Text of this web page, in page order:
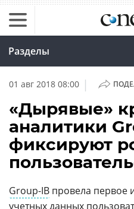
Разделы
01 авг 2018 08:00 |
«Дырявые»
аналитики
фиксируют
Group-IB провела первое
учетных данных